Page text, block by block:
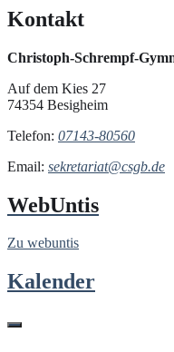
Kontakt
Christoph-Schrempf-
Auf dem Kies 27
74354 Besigheim
Telefon: 07143-80560
Email: sekretariat@csgb.de
WebUntis
Zu webuntis
Kalender